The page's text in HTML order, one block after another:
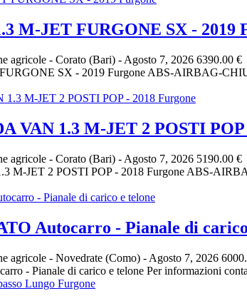
M-JET FURGONE SX - 2019
agricole - Corato (Bari) - Agosto 7, 2026 6390.00 €
SX - 2019 Furgone ABS-AIRBAG-
VAN 1.3 M-JET 2 POSTI POP
agricole - Corato (Bari) - Agosto 7, 2026 5190.00 €
M-JET 2 POSTI POP - 2018 Furgone ABS-
Autocarro - Pianale di
agricole - Novedrate (Como) - Agosto 7, 2026
- Pianale di carico e telone Per informazioni